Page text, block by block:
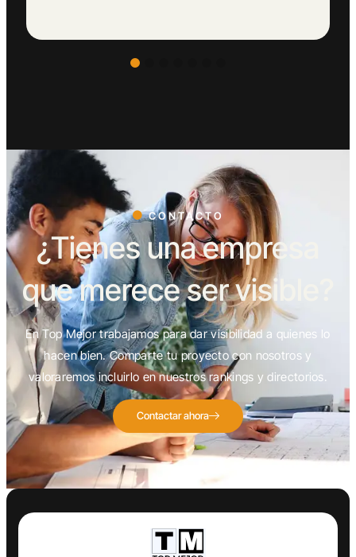
CONTACTO
¿Tienes una empresa
que merece ser visible?
En Top Mejor trabajamos para dar visibilidad a quienes lo
hacen bien. Comparte tu proyecto con nosotros y
valoraremos incluirlo en nuestros rankings y directorios.
Contactar ahora